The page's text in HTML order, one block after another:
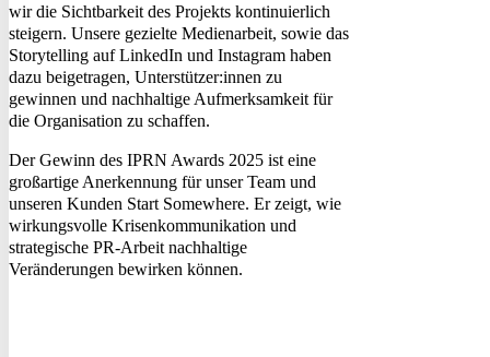
wir die Sichtbarkeit des Projekts kontinuierlich
steigern. Unsere gezielte Medienarbeit, sowie das
Storytelling auf LinkedIn und Instagram haben
dazu beigetragen, Unterstützer:innen zu
gewinnen und nachhaltige Aufmerksamkeit für
die Organisation zu schaffen.
Der Gewinn des IPRN Awards 2025 ist eine
großartige Anerkennung für unser Team und
unseren Kunden Start Somewhere. Er zeigt, wie
wirkungsvolle Krisenkommunikation und
strategische PR-Arbeit nachhaltige
Veränderungen bewirken können.